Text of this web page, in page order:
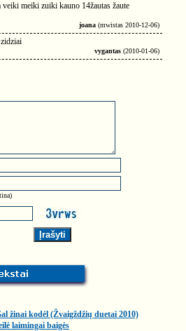
meiki zuiki kauno 14žautas žaute
joana (mwistas 2010-12-06)
vygantas (2010-01-06)
žinai kodėl (Žvaigždžių duetai 2010)
laimingai baigės